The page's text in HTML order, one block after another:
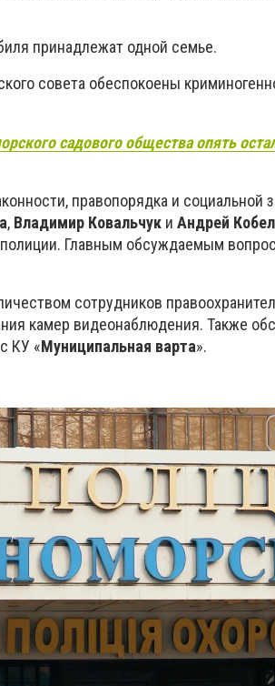
принадлежат одной семье.
совета обеспокоены
садового общества опять
правопорядка и социальной
, Владимир Ковальчук и Андрей
Главным обсуждаемым
сотрудников
камер видеонаблюдения. Также
КУ «Муниципальная варта».